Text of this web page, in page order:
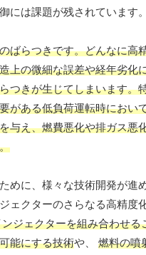
には課題が残されています。
ばらつきです。どんなに高
上の微細な誤差や経年劣化
つきが生じてしまいます。
がある低負荷運転時におい
与え、燃費悪化や排ガス悪
めに、様々な技術開発が進
ェクターのさらなる高精度
ジェクターを組み合わせる
能にする技術や、 燃料の噴